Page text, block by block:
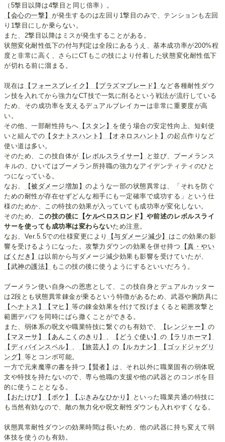
（5撃目以降は4撃目と同じ倍率）。
【会心の一撃】 が発生するのは左回り1撃目のみで、テンションも左回
り1撃目にしか乗らない。
また、2撃目以降はミスが発生することがある。
状態変化耐性低下の付与判定は全段にあるうえ、基本成功率が200%程
度と非常に高く、さらにCTもこの技により付着した状態変化耐性低下
が切れる前に溜まる。
現在は 【フォースブレイク】 【プラズマブレード】 など各種耐性ダウ
ン技を入れてから強力なCT技で一気に削るという戦法が流行している
ため、その成功率を支えるデュアルブレイカーは非常に重要度が高
い。
その他、一部耐性持ちへ 【スタン】 を使う場合の安定性向上、短剣使
いと組んでの 【タナトスハント】 【オネロスハント】 の起点作りなど
使い道は多い。
そのため、この技自体が 【レボルスライサー】
と並び、ブーメランス
キルの、ひいてはブーメラン所持職の強力なアイデンティティのひと
つになっている。
なお、
【被ダメージ増加】のような一部の状態異常は、「それを防ぐ
ための耐性が存在せずどんな相手にも一定確率で成功する」という仕
様のためか、この特技の効果が入っていても成功率が変化しない。
そのため、 この技の後に 【ケルベロスロンド】 や前述のレボルスライ
サーを使っても成功率は変わらないため注意。
なお、Ver.5.5での仕様変更により
【与ダメージ減少】 はこの効果の影
響を受けるようになった。攻撃力ダウンの効果を併せ持つ
【真・やい
ばくだき】 は以前から与ダメージ減少効果も影響を受けていたが、
【武神の護法】
もこの技の後に使うようにするといいだろう。
ブーメラン使い自身への恩恵として、この技自身とデュアルカッター
は2段とも状態異常錬金が乗るという特徴があるため、武器や腕防具に
【ヘナトス】
【マヒ】等の錬金効果を付けて投げまくると範囲攻撃と
範囲デバフを同時にばら撒くことができる。
また、弱体系の呪文や職業特技に繋ぐのも有効で、
【レンジャー】 の
【マヌーサ】
【あんこくのきり】 、 【どうぐ使い】 の 【ラリホーマ】
【ディバインスペル】 、 【旅芸人】の 【ルカナン】
【ゴッドジャグリ
ング】 等とコンボ可能。
一方で元来魔導の書を持つ 【賢者】 は、それ以外に職業固有の弱体呪
文や特技を持たないので、専ら他職の支援や他の武器とのコンボを目
的に使うこととなる。
【おたけび】
【ボケ】 【ぶきみなひかり】
といった職業共通の特技に
も当然有効なので、敵の無力化や呪文耐性ダウンも入れやすくなる。
状態異常耐性ダウンの効果時間は長いため、他の武器に持ち変えて弱
体技を使うのも有効。